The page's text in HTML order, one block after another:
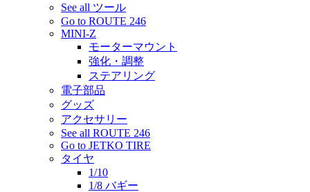
See all ツール
Go to ROUTE 246
MINI-Z
モーターマウント
強化・調整
ステアリング
電子部品
グッズ
アクセサリー
See all ROUTE 246
Go to JETKO TIRE
タイヤ
1/10
1/8 バギー